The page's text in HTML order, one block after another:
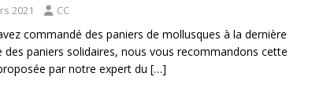
2021 CC
commandé des paniers de mollusques à la dernière
des paniers solidaires, nous vous recommandons cette
par notre expert du […]